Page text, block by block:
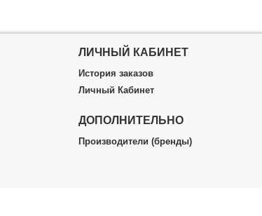
ЛИЧНЫЙ КАБИНЕТ
История заказов
Личный Кабинет
ДОПОЛНИТЕЛЬНО
Производители (бренды)